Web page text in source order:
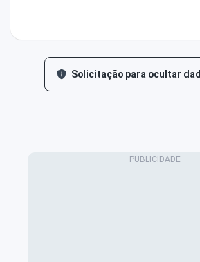
Solicitação para ocultar